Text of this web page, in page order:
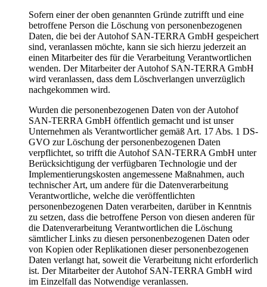
Sofern einer der oben genannten Gründe zutrifft und eine
betroffene Person die Löschung von personenbezogenen
Daten, die bei der Autohof SAN-TERRA GmbH gespeichert
sind, veranlassen möchte, kann sie sich hierzu jederzeit an
einen Mitarbeiter des für die Verarbeitung Verantwortlichen
wenden. Der Mitarbeiter der Autohof SAN-TERRA GmbH
wird veranlassen, dass dem Löschverlangen unverzüglich
nachgekommen wird.
Wurden die personenbezogenen Daten von der Autohof
SAN-TERRA GmbH öffentlich gemacht und ist unser
Unternehmen als Verantwortlicher gemäß Art. 17 Abs. 1 DS-
GVO zur Löschung der personenbezogenen Daten
verpflichtet, so trifft die Autohof SAN-TERRA GmbH unter
Berücksichtigung der verfügbaren Technologie und der
Implementierungskosten angemessene Maßnahmen, auch
technischer Art, um andere für die Datenverarbeitung
Verantwortliche, welche die veröffentlichten
personenbezogenen Daten verarbeiten, darüber in Kenntnis
zu setzen, dass die betroffene Person von diesen anderen für
die Datenverarbeitung Verantwortlichen die Löschung
sämtlicher Links zu diesen personenbezogenen Daten oder
von Kopien oder Replikationen dieser personenbezogenen
Daten verlangt hat, soweit die Verarbeitung nicht erforderlich
ist. Der Mitarbeiter der Autohof SAN-TERRA GmbH wird
im Einzelfall das Notwendige veranlassen.